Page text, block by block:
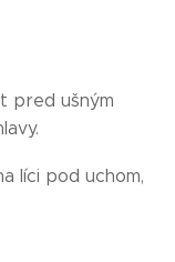
pred ušným
líci pod uchom,